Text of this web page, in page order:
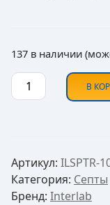
137 в наличии
Количество В
Артикул: ILSPTR-
Категория: Септы
Бренд: Interlab